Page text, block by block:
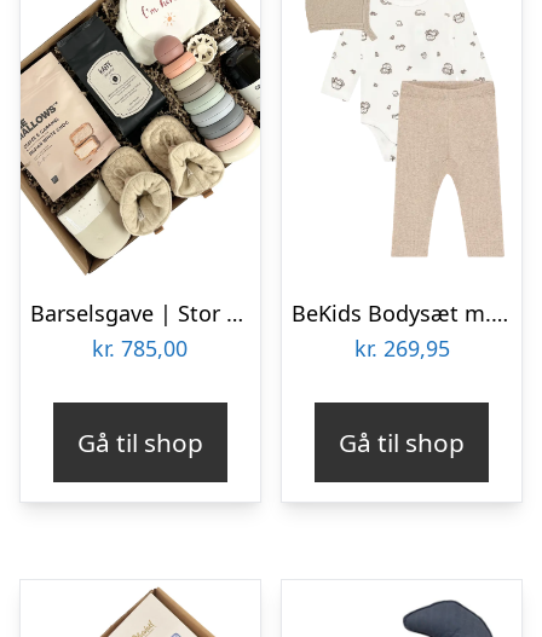
Barselsgave | Stor kaffe og barselsgave
kr. 785,00
Gå til shop
BeKids Bodysæt m. Hue – Silver Mink – 70
kr. 269,95
Gå til shop